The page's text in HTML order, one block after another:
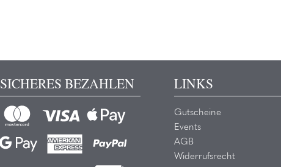
SICHERES BEZAHLEN LINKS
Gutscheine
Events
AGB
Widerrufsrecht